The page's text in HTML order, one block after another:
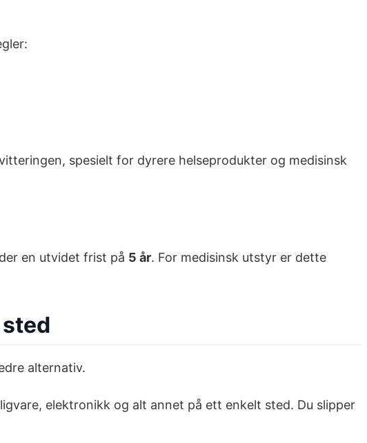
spesielt for dyrere helseprodukter og medisinsk
en utvidet frist på 5 år. For medisinsk utstyr er dette
alternativ.
elektronikk og alt annet på ett enkelt sted. Du slipper